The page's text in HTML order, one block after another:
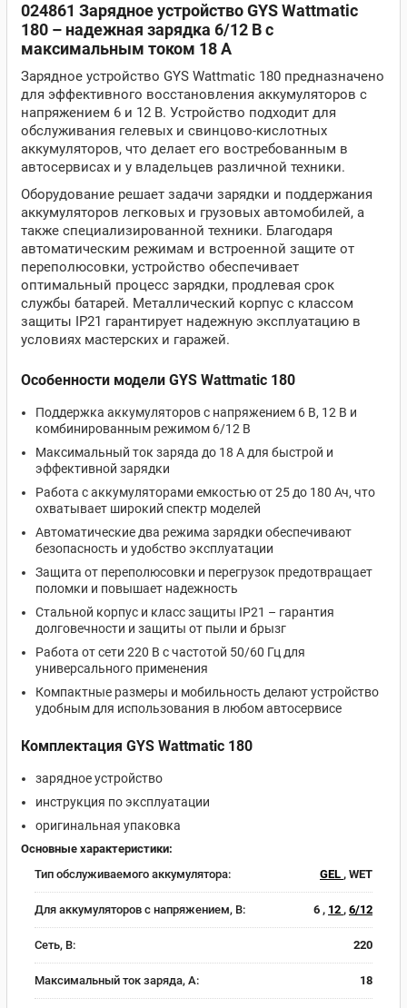
024861 Зарядное устройство GYS Wattmatic
180 – надежная зарядка 6/12 В с
максимальным током 18 А
Зарядное устройство GYS Wattmatic 180 предназначено
для эффективного восстановления аккумуляторов с
напряжением 6 и 12 В. Устройство подходит для
обслуживания гелевых и свинцово-кислотных
аккумуляторов, что делает его востребованным в
автосервисах и у владельцев различной техники.
Оборудование решает задачи зарядки и поддержания
аккумуляторов легковых и грузовых автомобилей, а
также специализированной техники. Благодаря
автоматическим режимам и встроенной защите от
переполюсовки, устройство обеспечивает
оптимальный процесс зарядки, продлевая срок
службы батарей. Металлический корпус с классом
защиты IP21 гарантирует надежную эксплуатацию в
условиях мастерских и гаражей.
Особенности модели GYS Wattmatic 180
Поддержка аккумуляторов с напряжением 6 В, 12 В и
комбинированным режимом 6/12 В
Максимальный ток заряда до 18 А для быстрой и
эффективной зарядки
Работа с аккумуляторами емкостью от 25 до 180 Ач, что
охватывает широкий спектр моделей
Автоматические два режима зарядки обеспечивают
безопасность и удобство эксплуатации
Защита от переполюсовки и перегрузок предотвращает
поломки и повышает надежность
Стальной корпус и класс защиты IP21 – гарантия
долговечности и защиты от пыли и брызг
Работа от сети 220 В с частотой 50/60 Гц для
универсального применения
Компактные размеры и мобильность делают устройство
удобным для использования в любом автосервисе
Комплектация GYS Wattmatic 180
зарядное устройство
инструкция по эксплуатации
оригинальная упаковка
Основные характеристики:
Тип обслуживаемого аккумулятора:
GEL , WET
Для аккумуляторов с напряжением, В: 6 , 12 , 6/12
Сеть, В: 220
Максимальный ток заряда, А: 18